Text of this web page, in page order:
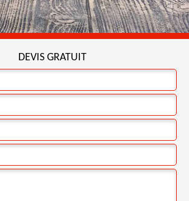
DEVIS GRATUIT